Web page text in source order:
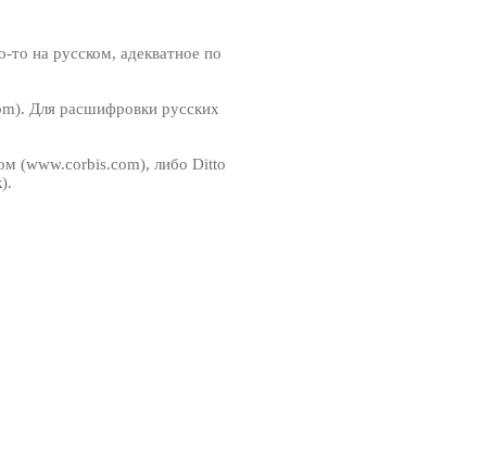
на русском, адекватное по
Для расшифровки русских
(www.corbis.com), либо Ditto